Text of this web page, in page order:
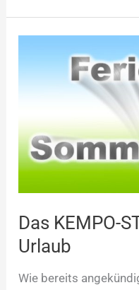
Das KEMPO-
Urlaub
Wie bereits
Urlaub